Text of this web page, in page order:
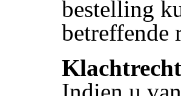
bestelling
betreffende
Klachtrecht